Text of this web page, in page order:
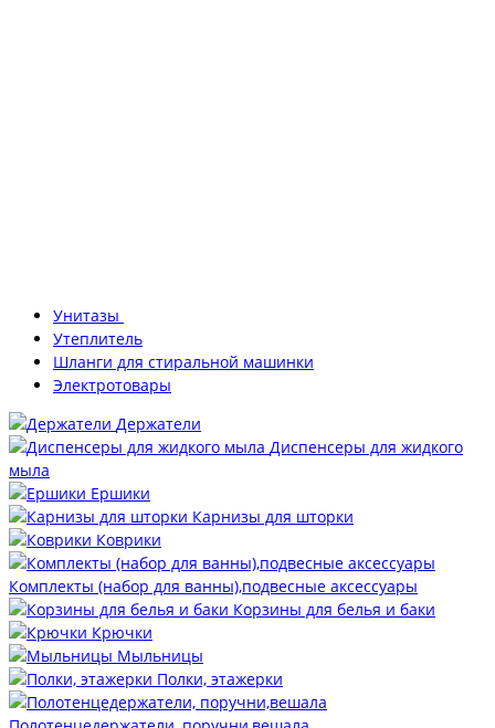
Унитазы
Утеплитель
Шланги для стиральной машинки
Электротовары
Держатели
Диспенсеры для жидкого
мыла
Ершики
Карнизы для шторки
Коврики
Комплекты (набор для ванны),подвесные аксессуары
Корзины для белья и баки
Крючки
Мыльницы
Полки, этажерки